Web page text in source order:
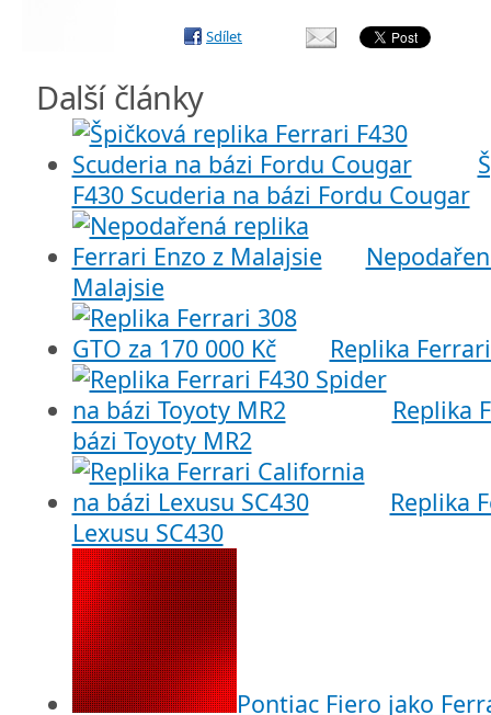
Sdílet
Další články
F430 Scuderia na bázi Fordu Cougar
Malajsie
Replika
Replika
bázi Toyoty MR2
Replika
Lexusu SC430
Pontiac Fiero jako